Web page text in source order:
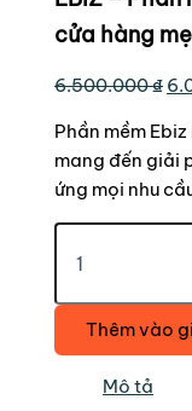
cửa hàng
6.500.000₫
là:
Phần mềm
mang đến giải
ứng mọi nhu
EBIZ
mềm
hàng
offline
Thêm vào
Mô tả